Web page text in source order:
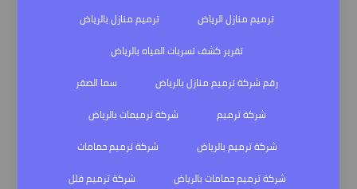
ترميم منازل الرياض
ترميم منازل بالرياض
تقرير كشف تسربات المياه بالرياض
رقم شركة ترميم منازل بالرياض
سما الصقر
شركة ترميم
شركة ترميمات بالرياض
شركة ترميم بالرياض
شركة ترميم حمامات
شركة ترميم حمامات بالرياض
شركة ترميم فلل